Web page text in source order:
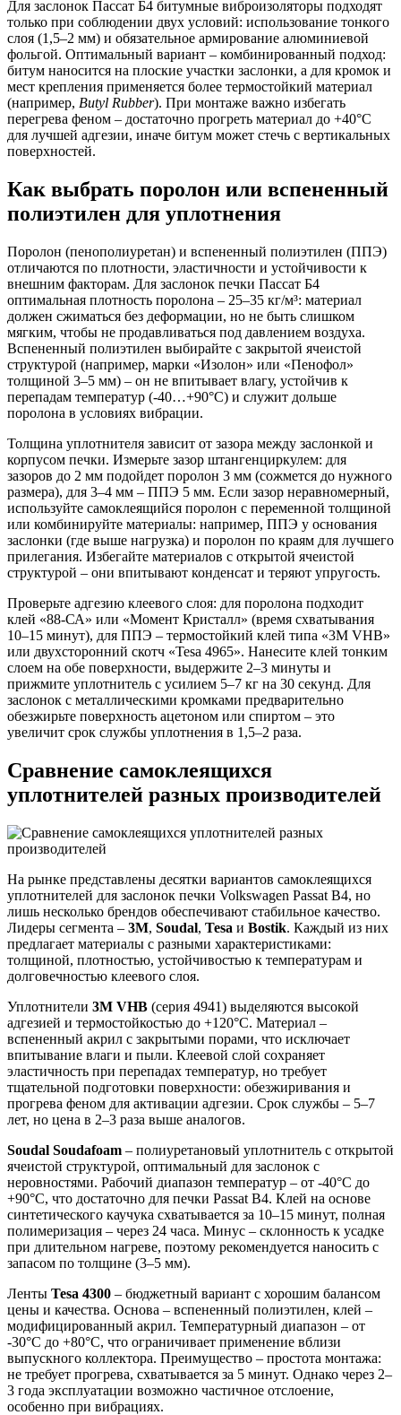
Для заслонок Пассат Б4 битумные виброизоляторы подходят
только при соблюдении двух условий: использование тонкого
слоя (1,5–2 мм) и обязательное армирование алюминиевой
фольгой. Оптимальный вариант – комбинированный подход:
битум наносится на плоские участки заслонки, а для кромок и
мест крепления применяется более термостойкий материал
(например, Butyl Rubber). При монтаже важно избегать
перегрева феном – достаточно прогреть материал до +40°C
для лучшей адгезии, иначе битум может стечь с вертикальных
поверхностей.
Как выбрать поролон или вспененный
полиэтилен для уплотнения
Поролон (пенополиуретан) и вспененный полиэтилен (ППЭ)
отличаются по плотности, эластичности и устойчивости к
внешним факторам. Для заслонок печки Пассат Б4
оптимальная плотность поролона – 25–35 кг/м³: материал
должен сжиматься без деформации, но не быть слишком
мягким, чтобы не продавливаться под давлением воздуха.
Вспененный полиэтилен выбирайте с закрытой ячеистой
структурой (например, марки «Изолон» или «Пенофол»
толщиной 3–5 мм) – он не впитывает влагу, устойчив к
перепадам температур (-40…+90°C) и служит дольше
поролона в условиях вибрации.
Толщина уплотнителя зависит от зазора между заслонкой и
корпусом печки. Измерьте зазор штангенциркулем: для
зазоров до 2 мм подойдет поролон 3 мм (сожмется до нужного
размера), для 3–4 мм – ППЭ 5 мм. Если зазор неравномерный,
используйте самоклеящийся поролон с переменной толщиной
или комбинируйте материалы: например, ППЭ у основания
заслонки (где выше нагрузка) и поролон по краям для лучшего
прилегания. Избегайте материалов с открытой ячеистой
структурой – они впитывают конденсат и теряют упругость.
Проверьте адгезию клеевого слоя: для поролона подходит
клей «88-СА» или «Момент Кристалл» (время схватывания
10–15 минут), для ППЭ – термостойкий клей типа «3M VHB»
или двухсторонний скотч «Tesa 4965». Нанесите клей тонким
слоем на обе поверхности, выдержите 2–3 минуты и
прижмите уплотнитель с усилием 5–7 кг на 30 секунд. Для
заслонок с металлическими кромками предварительно
обезжирьте поверхность ацетоном или спиртом – это
увеличит срок службы уплотнения в 1,5–2 раза.
Сравнение самоклеящихся
уплотнителей разных производителей
На рынке представлены десятки вариантов самоклеящихся
уплотнителей для заслонок печки Volkswagen Passat B4, но
лишь несколько брендов обеспечивают стабильное качество.
Лидеры сегмента – 3M, Soudal, Tesa и Bostik. Каждый из них
предлагает материалы с разными характеристиками:
толщиной, плотностью, устойчивостью к температурам и
долговечностью клеевого слоя.
Уплотнители 3M VHB (серия 4941) выделяются высокой
адгезией и термостойкостью до +120°C. Материал –
вспененный акрил с закрытыми порами, что исключает
впитывание влаги и пыли. Клеевой слой сохраняет
эластичность при перепадах температур, но требует
тщательной подготовки поверхности: обезжиривания и
прогрева феном для активации адгезии. Срок службы – 5–7
лет, но цена в 2–3 раза выше аналогов.
Soudal Soudafoam – полиуретановый уплотнитель с открытой
ячеистой структурой, оптимальный для заслонок с
неровностями. Рабочий диапазон температур – от -40°C до
+90°C, что достаточно для печки Passat B4. Клей на основе
синтетического каучука схватывается за 10–15 минут, полная
полимеризация – через 24 часа. Минус – склонность к усадке
при длительном нагреве, поэтому рекомендуется наносить с
запасом по толщине (3–5 мм).
Ленты Tesa 4300 – бюджетный вариант с хорошим балансом
цены и качества. Основа – вспененный полиэтилен, клей –
модифицированный акрил. Температурный диапазон – от
-30°C до +80°C, что ограничивает применение вблизи
выпускного коллектора. Преимущество – простота монтажа:
не требует прогрева, схватывается за 5 минут. Однако через 2–
3 года эксплуатации возможно частичное отслоение,
особенно при вибрациях.